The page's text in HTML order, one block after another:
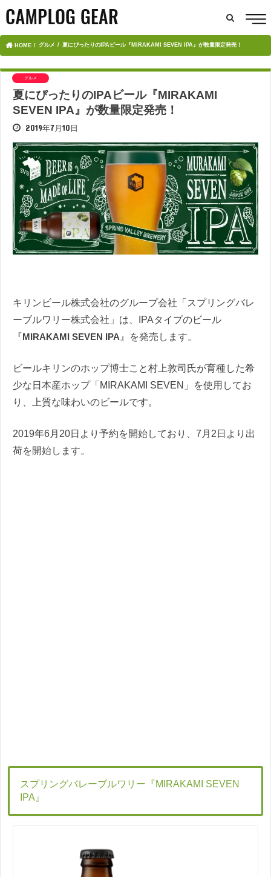
HOME グルメ 夏にぴったりのIPAビール『MIRAKAMI SEVEN IPA』が数量限定発売！
グルメ
夏にぴったりのIPAビール『MIRAKAMI
SEVEN IPA』が数量限定発売！
2019年7月10日
キリンビール株式会社のグループ会社「スプリングバレ
ーブルワリー株式会社」は、IPAタイプのビール
『MIRAKAMI SEVEN IPA 』を発売します。
ビールキリンのホップ博士こと村上敦司氏が育種した希
少な日本産ホップ「MIRAKAMI SEVEN」を使用してお
り、上質な味わいのビールです。
2019年6月20日より予約を開始しており、7月2日より出
荷を開始します。
スプリングバレーブルワリー『MIRAKAMI SEVEN
IPA』